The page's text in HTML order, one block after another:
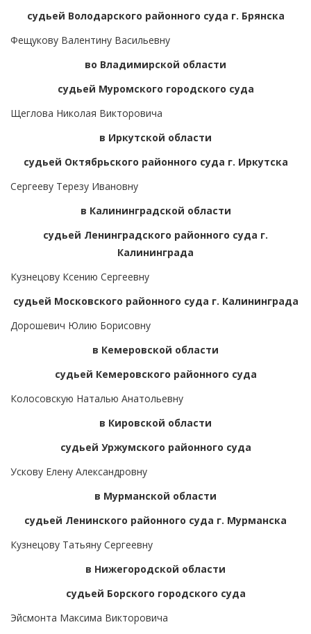
судьей Володарского районного суда г. Брянска
Фещукову Валентину Васильевну
во Владимирской области
судьей Муромского городского суда
Щеглова Николая Викторовича
в Иркутской области
судьей Октябрьского районного суда г. Иркутска
Сергееву Терезу Ивановну
в Калининградской области
судьей Ленинградского районного суда г.
Калининграда
Кузнецову Ксению Сергеевну
судьей Московского районного суда г. Калининграда
Дорошевич Юлию Борисовну
в Кемеровской области
судьей Кемеровского районного суда
Колосовскую Наталью Анатольевну
в Кировской области
судьей Уржумского районного суда
Ускову Елену Александровну
в Мурманской области
судьей Ленинского районного суда г. Мурманска
Кузнецову Татьяну Сергеевну
в Нижегородской области
судьей Борского городского суда
Эйсмонта Максима Викторовича